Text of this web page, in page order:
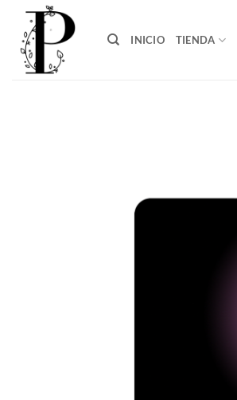
Saltar
contenido
INICIO TIENDA